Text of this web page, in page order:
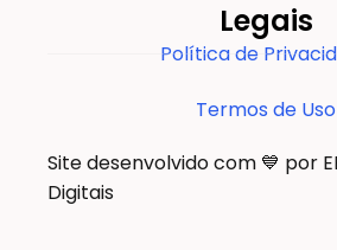
Legais
Política de
Termos de Uso
Site desenvolvido com 💙 por
Digitais